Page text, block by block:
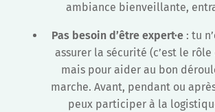
ambiance bienveillante,
Pas besoin d’être expert·e : tu
assurer la sécurité (c’est le
mais pour aider au bon
marche. Avant, pendant ou
peux participer à la